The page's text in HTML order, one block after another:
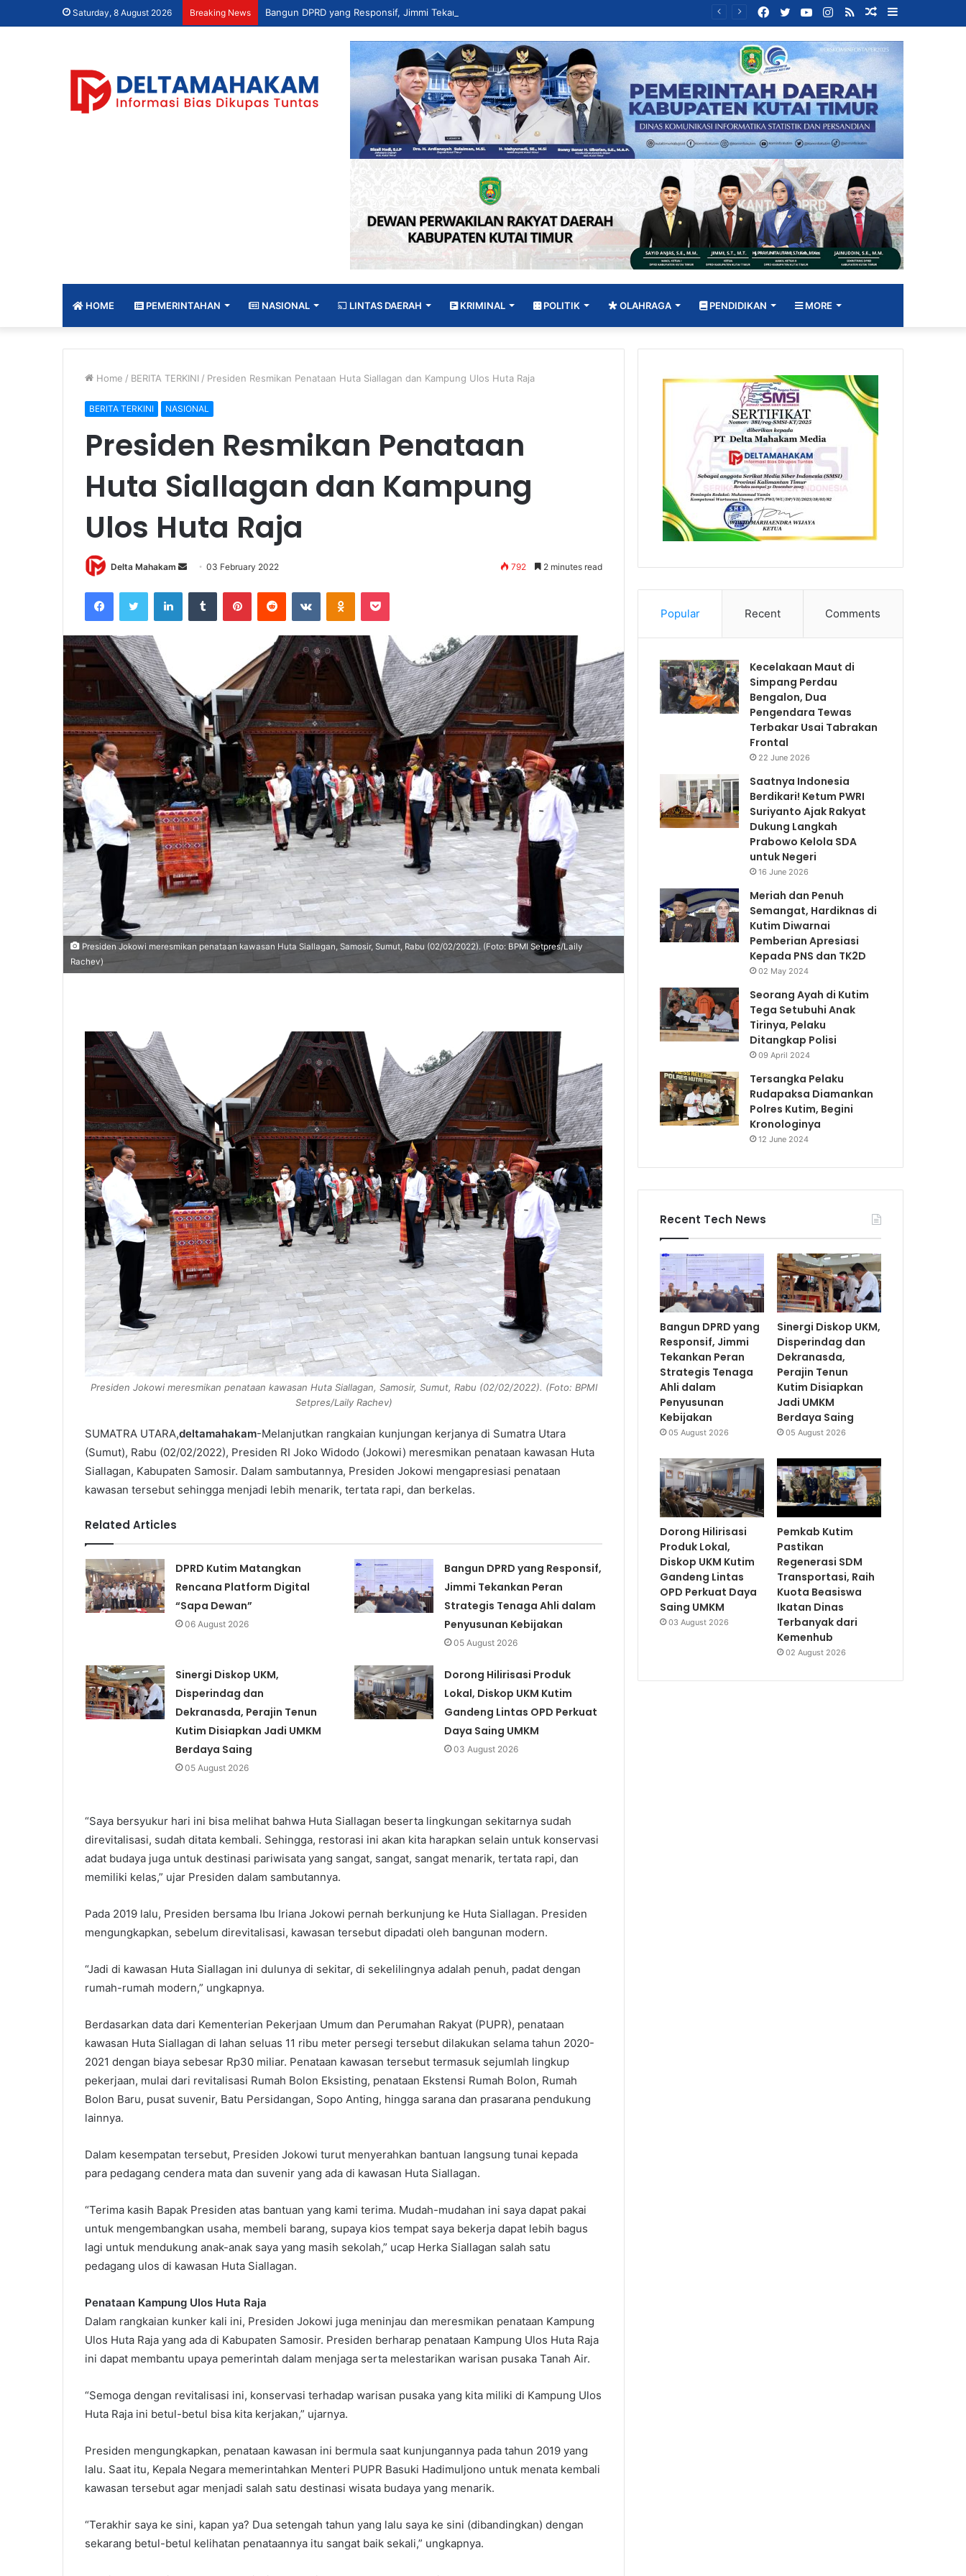
Saturday, 8 August 2026 Breaking News
Random
Article
RSS
Instagram
YouTube
Twitter
Facebook
HOME PEMERINTAHAN NASIONAL LINTAS DAERAH KRIMINAL POLITIK OLAHRAGA PENDIDIKAN MORE
Home / BERITA TERKINI / Presiden Resmikan Penataan Huta Siallagan dan Kampung Ulos Huta Raja
BERITA TERKINI NASIONAL
Presiden Resmikan Penataan
Huta Siallagan dan Kampung
Ulos Huta Raja
Delta Mahakam
d
m
a
i
l
03 February 2022 792 2 minutes read
Presiden Jokowi meresmikan penataan kawasan Huta Siallagan, Samosir, Sumut, Rabu (02/02/2022). (Foto: BPMI Setpres/Laily
Rachev)
Presiden Jokowi meresmikan penataan kawasan Huta Siallagan, Samosir, Sumut, Rabu (02/02/2022). (Foto: BPMI
Setpres/Laily Rachev)
SUMATRA UTARA,deltamahakam-Melanjutkan rangkaian kunjungan kerjanya di Sumatra Utara
(Sumut), Rabu (02/02/2022), Presiden RI Joko Widodo (Jokowi) meresmikan penataan kawasan Huta
Siallagan, Kabupaten Samosir. Dalam sambutannya, Presiden Jokowi mengapresiasi penataan
kawasan tersebut sehingga menjadi lebih menarik, tertata rapi, dan berkelas.
Related Articles
DPRD Kutim Matangkan
Rencana Platform Digital
“Sapa Dewan”
06 August 2026
Bangun DPRD yang Responsif,
Jimmi Tekankan Peran
Strategis Tenaga Ahli dalam
Penyusunan Kebijakan
05 August 2026
Sinergi Diskop UKM,
Disperindag dan
Dekranasda, Perajin Tenun
Kutim Disiapkan Jadi UMKM
Berdaya Saing
05 August 2026
Dorong Hilirisasi Produk
Lokal, Diskop UKM Kutim
Gandeng Lintas OPD Perkuat
Daya Saing UMKM
03 August 2026
“Saya bersyukur hari ini bisa melihat bahwa Huta Siallagan beserta lingkungan sekitarnya sudah
direvitalisasi, sudah ditata kembali. Sehingga, restorasi ini akan kita harapkan selain untuk konservasi
adat budaya juga untuk destinasi pariwisata yang sangat, sangat, sangat menarik, tertata rapi, dan
memiliki kelas,” ujar Presiden dalam sambutannya.
Pada 2019 lalu, Presiden bersama Ibu Iriana Jokowi pernah berkunjung ke Huta Siallagan. Presiden
mengungkapkan, sebelum direvitalisasi, kawasan tersebut dipadati oleh bangunan modern.
“Jadi di kawasan Huta Siallagan ini dulunya di sekitar, di sekelilingnya adalah penuh, padat dengan
rumah-rumah modern,” ungkapnya.
Berdasarkan data dari Kementerian Pekerjaan Umum dan Perumahan Rakyat (PUPR), penataan
kawasan Huta Siallagan di lahan seluas 11 ribu meter persegi tersebut dilakukan selama tahun 2020-
2021 dengan biaya sebesar Rp30 miliar. Penataan kawasan tersebut termasuk sejumlah lingkup
pekerjaan, mulai dari revitalisasi Rumah Bolon Eksisting, penataan Ekstensi Rumah Bolon, Rumah
Bolon Baru, pusat suvenir, Batu Persidangan, Sopo Anting, hingga sarana dan prasarana pendukung
lainnya.
Dalam kesempatan tersebut, Presiden Jokowi turut menyerahkan bantuan langsung tunai kepada
para pedagang cendera mata dan suvenir yang ada di kawasan Huta Siallagan.
“Terima kasih Bapak Presiden atas bantuan yang kami terima. Mudah-mudahan ini saya dapat pakai
untuk mengembangkan usaha, membeli barang, supaya kios tempat saya bekerja dapat lebih bagus
lagi untuk mendukung anak-anak saya yang masih sekolah,” ucap Herka Siallagan salah satu
pedagang ulos di kawasan Huta Siallagan.
Penataan Kampung Ulos Huta Raja
Dalam rangkaian kunker kali ini, Presiden Jokowi juga meninjau dan meresmikan penataan Kampung
Ulos Huta Raja yang ada di Kabupaten Samosir. Presiden berharap penataan Kampung Ulos Huta Raja
ini dapat membantu upaya pemerintah dalam menjaga serta melestarikan warisan pusaka Tanah Air.
“Semoga dengan revitalisasi ini, konservasi terhadap warisan pusaka yang kita miliki di Kampung Ulos
Huta Raja ini betul-betul bisa kita kerjakan,” ujarnya.
Presiden mengungkapkan, penataan kawasan ini bermula saat kunjungannya pada tahun 2019 yang
lalu. Saat itu, Kepala Negara memerintahkan Menteri PUPR Basuki Hadimuljono untuk menata kembali
kawasan tersebut agar menjadi salah satu destinasi wisata budaya yang menarik.
“Terakhir saya ke sini, kapan ya? Dua setengah tahun yang lalu saya ke sini (dibandingkan) dengan
sekarang betul-betul kelihatan penataannya itu sangat baik sekali,” ungkapnya.
Popular Recent Comments
Kecelakaan Maut di
Simpang Perdau
Bengalon, Dua
Pengendara Tewas
Terbakar Usai Tabrakan
Frontal
22 June 2026
Saatnya Indonesia
Berdikari! Ketum PWRI
Suriyanto Ajak Rakyat
Dukung Langkah
Prabowo Kelola SDA
untuk Negeri
16 June 2026
Meriah dan Penuh
Semangat, Hardiknas di
Kutim Diwarnai
Pemberian Apresiasi
Kepada PNS dan TK2D
02 May 2024
Seorang Ayah di Kutim
Tega Setubuhi Anak
Tirinya, Pelaku
Ditangkap Polisi
09 April 2024
Tersangka Pelaku
Rudapaksa Diamankan
Polres Kutim, Begini
Kronologinya
12 June 2024
Recent Tech News
Bangun DPRD yang
Responsif, Jimmi
Tekankan Peran
Strategis Tenaga
Ahli dalam
Penyusunan
Kebijakan
05 August 2026
Sinergi Diskop UKM,
Disperindag dan
Dekranasda,
Perajin Tenun
Kutim Disiapkan
Jadi UMKM
Berdaya Saing
05 August 2026
Dorong Hilirisasi
Produk Lokal,
Diskop UKM Kutim
Gandeng Lintas
OPD Perkuat Daya
Saing UMKM
03 August 2026
Pemkab Kutim
Pastikan
Regenerasi SDM
Transportasi, Raih
Kuota Beasiswa
Ikatan Dinas
Terbanyak dari
Kemenhub
02 August 2026